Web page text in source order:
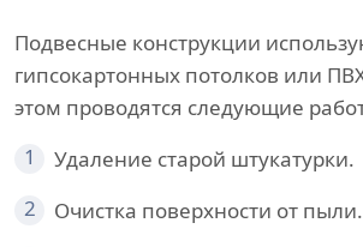
Подвесные конструкции
гипсокартонных потолков или
этом проводятся следующие
1
Удаление старой штукатурки.
2
Очистка поверхности от пыли.